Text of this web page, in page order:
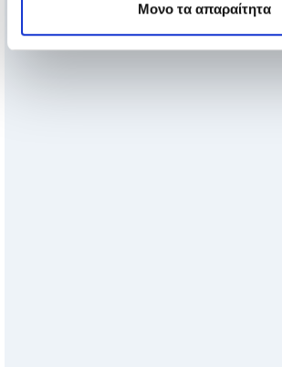
Μονο τα απαραίτητα